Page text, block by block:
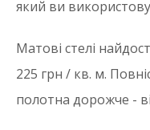
який ви
Матові стелі
225 грн / кв. м.
полотна дорожче -